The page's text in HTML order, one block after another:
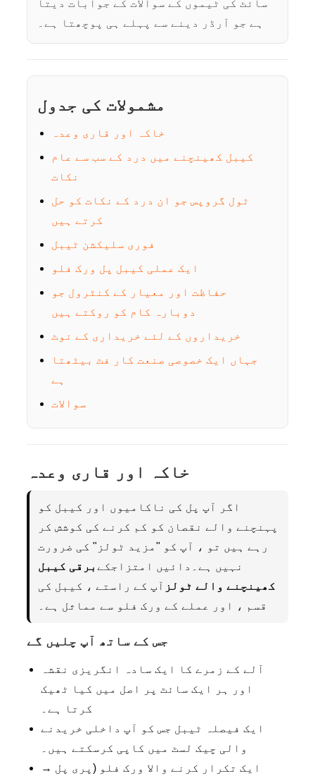
سائٹ کی ٹیموں کے سوالات کے جوابات دیتا
ہے جو آرڈر دینے سے پہلے ہی پوچھتا ہے۔
مشمولات کی جدول
خاکہ اور قاری وعدہ
کیبل کھینچنے میں درد کے سب سے عام
نکات
ٹول گروپس جو ان درد کے نکات کو حل
کرتے ہیں
فوری سلیکشن ٹیبل
ایک عملی کیبل پل ورک فلو
حفاظت اور معیار کے کنٹرول جو
دوبارہ کام کو روکتے ہیں
خریداروں کے لئے خریداری کے نوٹ
جہاں ایک خصوصی صنعت کار فٹ بیٹھتا
ہے
سوالات
خاکہ اور قاری وعدہ
اگر آپ پل کی ناکامیوں اور کیبل کو
پہنچنے والے نقصان کو کم کرنے کی کوشش کر
رہے ہیں تو ، آپ کو "مزید ٹولز" کی ضرورت
نہیں ہے۔
دائیں امتزاجکے برقی کیبل
کھینچنے والے ٹولز آپ کے راستے ، کیبل کی
قسم ، اور عملے کے ورک فلو سے مماثل ہے۔
جس کے ساتھ آپ چلیں گے
آلے کے زمرے کا ایک سادہ انگریزی نقشہ
اور ہر ایک سائٹ پر اصل میں کیا ٹھیک
کرتا ہے۔
ایک فیصلہ ٹیبل جس کو آپ داخلی خریدنے
والی چیک لسٹ میں کاپی کرسکتے ہیں۔
ایک تکرار کرنے والا ورک فلو (پری پل →